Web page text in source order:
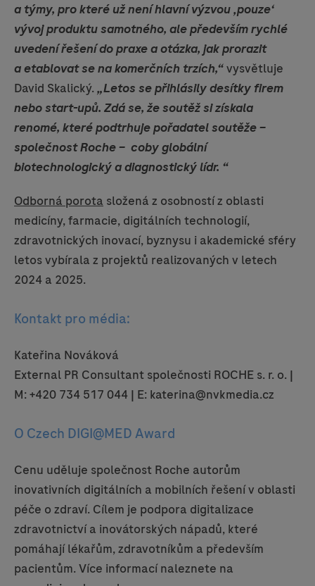
a týmy, pro které už není hlavní výzvou‚pouze‘
vývoj produktu samotného, ale především rychlé
uvedení řešení do praxe a otázka, jak prorazit
a etablovat se na komerčních trzích,“vysvětluje
David Skalický. „Letos se přihlásily desítky firem
nebo start-upů. Zdá se, že soutěž si získala
renomé, které podtrhuje pořadatel soutěže –
společnost Roche – coby globální
biotechnologický a diagnostický lídr. “
Odborná porota složená z osobností z oblasti
medicíny, farmacie, digitálních technologií,
zdravotnických inovací, byznysu i akademické sféry
letos vybírala z projektů realizovaných v letech
2024 a 2025.
Kontakt pro média:
Kateřina Nováková
External PR Consultant společnosti ROCHE s. r. o. |
M: +420 734 517 044 | E: katerina@nvkmedia.cz
O Czech DIGI@MED Award
Cenu uděluje společnost Roche autorům
inovativních digitálních a mobilních řešení v oblasti
péče o zdraví. Cílem je podpora digitalizace
zdravotnictví a inovátorských nápadů, které
pomáhají lékařům, zdravotníkům a především
pacientům. Více informací naleznete na